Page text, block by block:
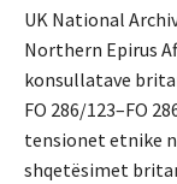
UK National
Northern Epirus
konsullatave
FO 286/123–FO
tensionet etnike
shqetësimet